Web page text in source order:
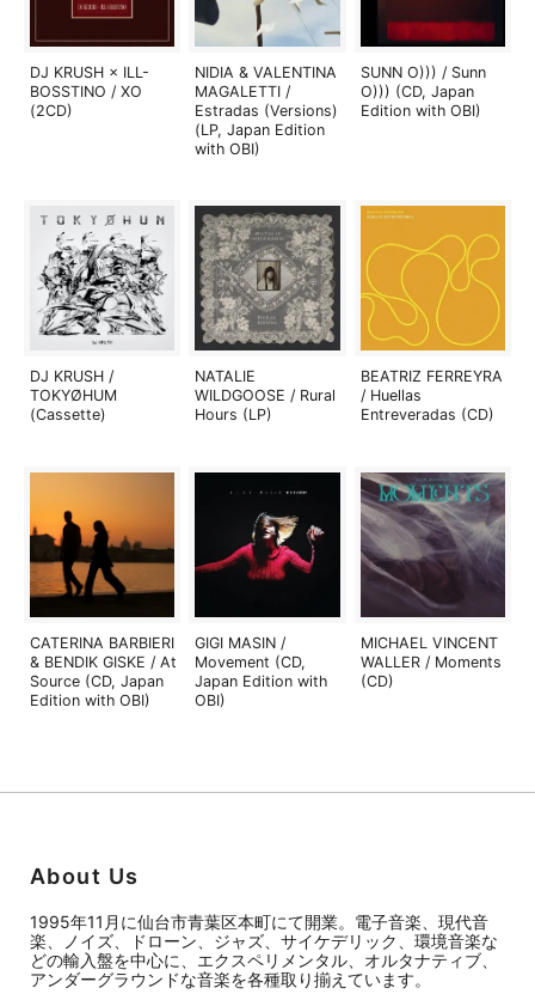
DJ KRUSH × ILL-
BOSSTINO / XO
(2CD)
NIDIA & VALENTINA
MAGALETTI /
Estradas (Versions)
(LP, Japan Edition
with OBI)
SUNN O))) / Sunn
O))) (CD, Japan
Edition with OBI)
DJ KRUSH /
TOKYØHUM
(Cassette)
NATALIE
WILDGOOSE / Rural
Hours (LP)
BEATRIZ FERREYRA
/ Huellas
Entreveradas (CD)
CATERINA BARBIERI
& BENDIK GISKE / At
Source (CD, Japan
Edition with OBI)
GIGI MASIN /
Movement (CD,
Japan Edition with
OBI)
MICHAEL VINCENT
WALLER / Moments
(CD)
About Us
1995年11月に仙台市青葉区本町にて開業。電子音楽、現代音
楽、ノイズ、ドローン、ジャズ、サイケデリック、環境音楽な
どの輸入盤を中心に、エクスペリメンタル、オルタナティブ、
アンダーグラウンドな音楽を各種取り揃えています。